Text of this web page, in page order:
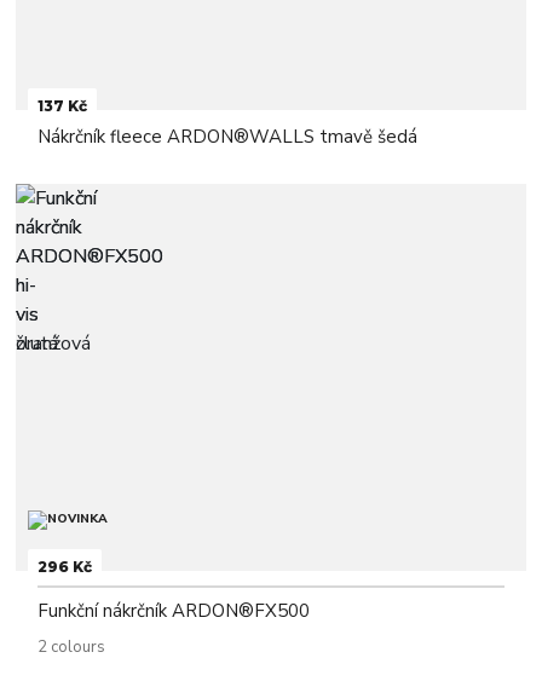
137 Kč
Nákrčník fleece ARDON®WALLS tmavě šedá
296 Kč
Funkční nákrčník ARDON®FX500
2 colours